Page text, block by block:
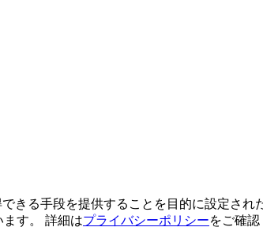
きる手段を提供することを目的に設定され
ます。 詳細はプライバシーポリシーをご確認